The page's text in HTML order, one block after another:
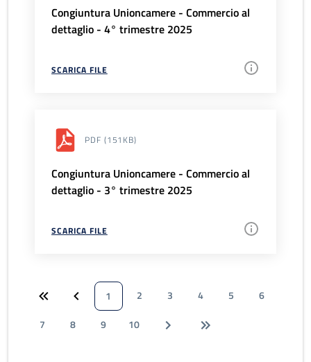
Congiuntura Unioncamere - Commercio al
dettaglio - 4° trimestre 2025
SCARICA FILE
PDF (151KB)
Congiuntura Unioncamere - Commercio al
dettaglio - 3° trimestre 2025
SCARICA FILE
1 2 3 4 5
6
7
8 9 10